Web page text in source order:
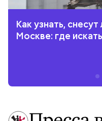
Как узнать,
Москве: где